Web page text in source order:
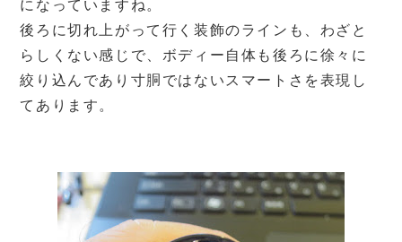
になっていますね。
後ろに切れ上がって行く装飾のラインも、わざと
らしくない感じで、ボディー自体も後ろに徐々に
絞り込んであり寸胴ではないスマートさを表現し
てあります。